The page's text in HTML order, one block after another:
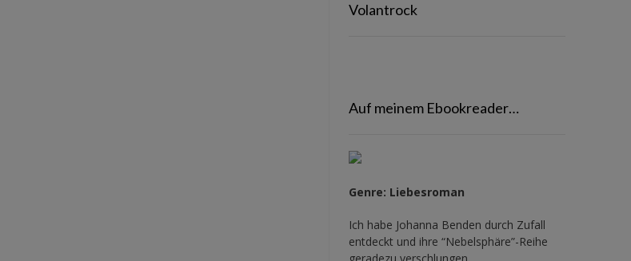
Volantrock
Auf meinem Ebookreader…
Genre: Liebesroman
Ich habe Johanna Benden durch Zufall
entdeckt und ihre “Nebelsphäre”-Reihe